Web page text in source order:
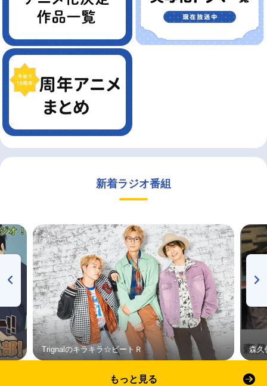
新着ラジオ番組
Trignalのキラキラ☆ビートＲ 森久
もっと見る